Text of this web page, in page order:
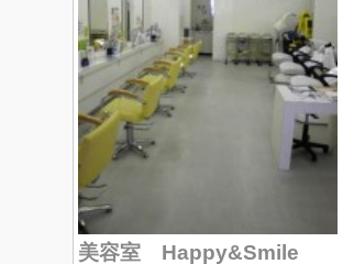
美容室 Happy&Smile